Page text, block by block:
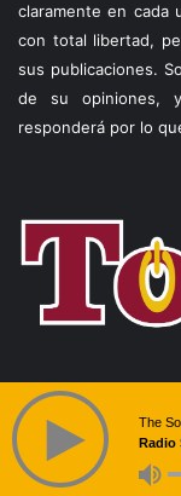
claramente en cada
con total libertad,
sus publicaciones.
de su opiniones,
responderá por lo
The
Radio